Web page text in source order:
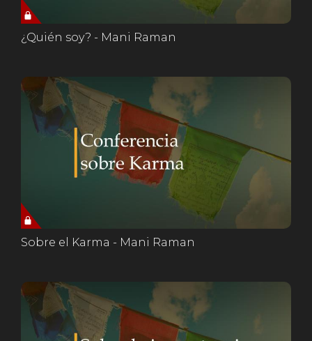
¿Quién soy? - Mani Raman
Sobre el Karma - Mani Raman